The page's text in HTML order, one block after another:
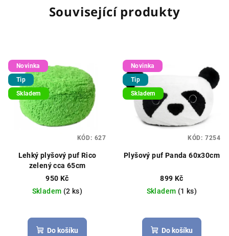
Související produkty
Novinka
Tip
Skladem
Lehký plyšový puf Rico
zelený cca 65cm
950 Kč
Skladem (2 ks)
Do košíku
KÓD: 627
Novinka
Tip
Skladem
Plyšový puf Panda 60x30cm
899 Kč
Skladem (1 ks)
Do košíku
KÓD: 7254